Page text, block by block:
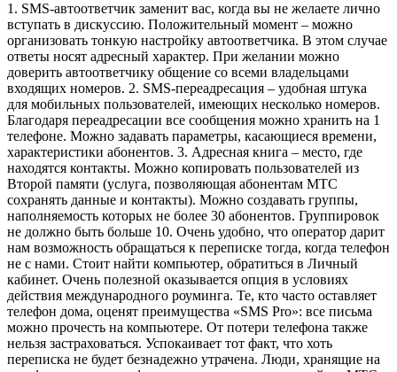
1. SMS-автоответчик заменит вас, когда вы не желаете лично
вступать в дискуссию. Положительный момент – можно
организовать тонкую настройку автоответчика. В этом случае
ответы носят адресный характер. При желании можно
доверить автоответчику общение со всеми владельцами
входящих номеров. 2. SMS-переадресация – удобная штука
для мобильных пользователей, имеющих несколько номеров.
Благодаря переадресации все сообщения можно хранить на 1
телефоне. Можно задавать параметры, касающиеся времени,
характеристики абонентов. 3. Адресная книга – место, где
находятся контакты. Можно копировать пользователей из
Второй памяти (услуга, позволяющая абонентам МТС
сохранять данные и контакты). Можно создавать группы,
наполняемость которых не более 30 абонентов. Группировок
не должно быть больше 10. Очень удобно, что оператор дарит
нам возможность обращаться к переписке тогда, когда телефон
не с нами. Стоит найти компьютер, обратиться в Личный
кабинет. Очень полезной оказывается опция в условиях
действия международного роуминга. Те, кто часто оставляет
телефон дома, оценят преимущества «SMS Pro»: все письма
можно прочесть на компьютере. От потери телефона также
нельзя застраховаться. Успокаивает тот факт, что хоть
переписка не будет безнадежно утрачена. Люди, хранящие на